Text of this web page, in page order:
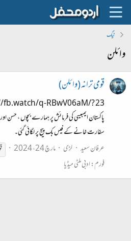
ٹیگ
وائلن
قومی ترانہ (وائلن)
پاکستان ایمبیسی کی فرمائش پر ہمارے بچوں ، حسن
سفارت خانے کے فیس بک پیج پر لگائی گئی۔
عرفان سعید لڑی مارچ 24، 2024
فورم:ادبی ملٹی میڈیا